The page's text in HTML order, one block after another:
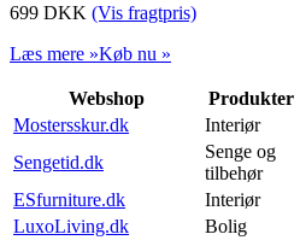
699 DKK (Vis fragtpris)
Læs mere »Køb nu »
Webshop Produkter
Mostersskur.dk
Interiør
Sengetid.dk
Senge og
tilbehør
ESfurniture.dk
Interiør
LuxoLiving.dk
Bolig